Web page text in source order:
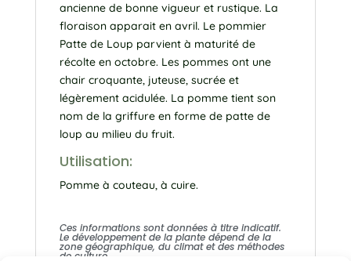
ancienne de bonne vigueur et rustique. La
floraison apparait en avril. Le pommier
Patte de Loup parvient à maturité de
récolte en octobre. Les pommes ont une
chair croquante, juteuse, sucrée et
légèrement acidulée. La pomme tient son
nom de la griffure en forme de patte de
loup au milieu du fruit.
Utilisation:
Pomme à couteau, à cuire.
Ces informations sont données à titre indicatif.
Le développement de la plante dépend de la
zone géographique, du climat et des méthodes
de culture.